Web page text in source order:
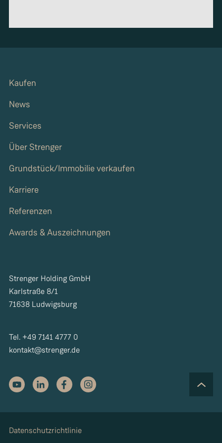
Kaufen
News
Services
Über Strenger
Grundstück/Immobilie verkaufen
Karriere
Referenzen
Awards & Auszeichnungen
Strenger Holding GmbH
Karlstraße 8/1
71638 Ludwigsburg
Tel. +49 7141 4777 0
kontakt@strenger.de
Datenschutzrichtlinie